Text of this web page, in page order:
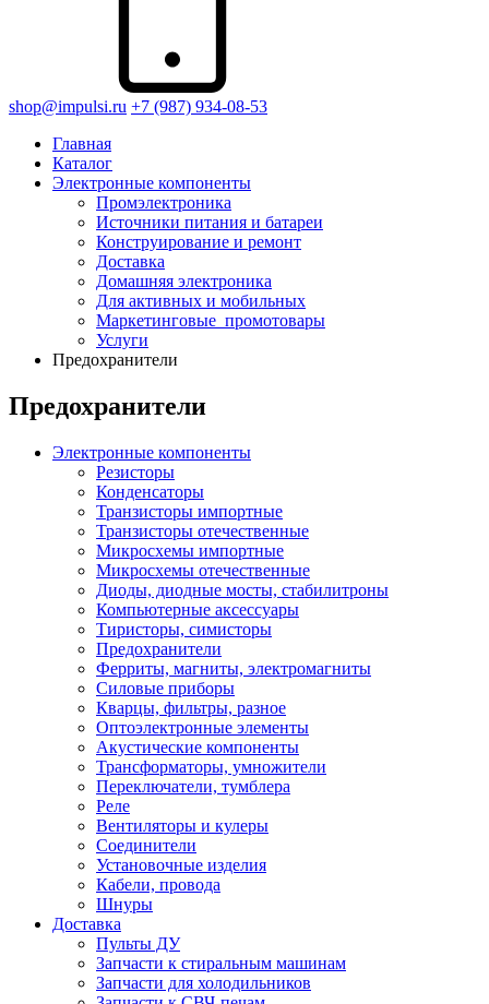
shop@impulsi.ru +7 (987) 934-08-53
Главная
Каталог
Электронные компоненты
Промэлектроника
Источники питания и батареи
Конструирование и ремонт
Доставка
Домашняя электроника
Для активных и мобильных
Маркетинговые_промотовары
Услуги
Предохранители
Предохранители
Электронные компоненты
Резисторы
Конденсаторы
Транзисторы импортные
Транзисторы отечественные
Микросхемы импортные
Микросхемы отечественные
Диоды, диодные мосты, стабилитроны
Компьютерные аксессуары
Тиристоры, симисторы
Предохранители
Ферриты, магниты, электромагниты
Силовые приборы
Кварцы, фильтры, разное
Оптоэлектронные элементы
Акустические компоненты
Трансформаторы, умножители
Переключатели, тумблера
Реле
Вентиляторы и кулеры
Соединители
Установочные изделия
Кабели, провода
Шнуры
Доставка
Пульты ДУ
Запчасти к стиральным машинам
Запчасти для холодильников